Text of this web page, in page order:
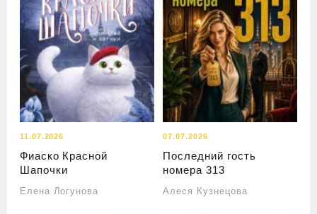
11.07.2026
Фиаско Красной
Шапочки
Елена Логунова
07.07.2026
Последний гость
номера 313
Алеся Кузнецова